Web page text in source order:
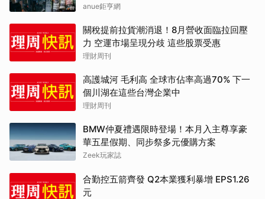
anue鉅亨網
關稅提前拉貨潮消退！8月營收面臨拉回壓
力 空運市場呈現分歧 這些股票受惠
理財周刊
高護城河 毛利高 全球市佔率高過70% 下一
個川湖在這些台灣企業中
理財周刊
BMW仲夏禮遇限時登場！本月入主尊享豪
華五星假期、同步祭多元優購方案
Zeek玩家誌
合勤控五箭齊發 Q2本業獲利暴增 EPS1.26
元